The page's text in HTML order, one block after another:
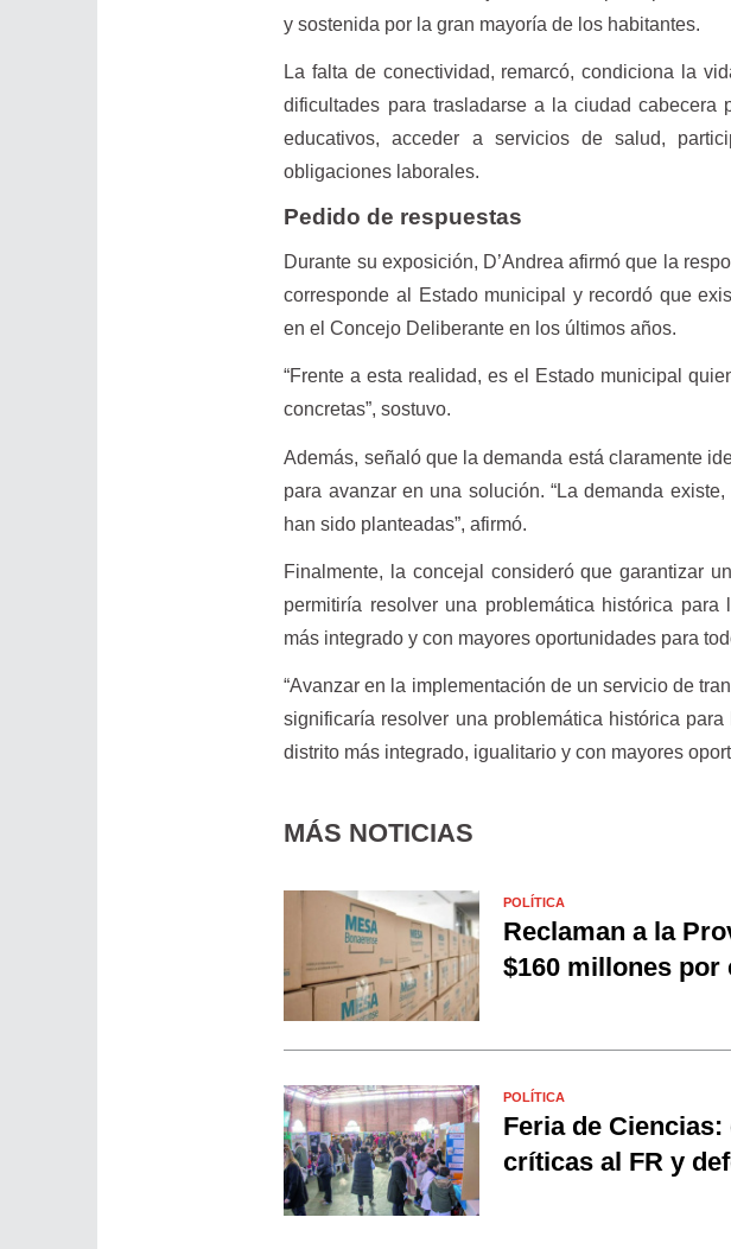
y sostenida por la gran mayoría de los habitantes.
La falta de conectividad, remarcó, condiciona la
dificultades para trasladarse a la ciudad cabecera
educativos, acceder a servicios de salud,
obligaciones laborales.
Pedido de respuestas
Durante su exposición, D’Andrea afirmó que la
corresponde al Estado municipal y recordó que
en el Concejo Deliberante en los últimos años.
“Frente a esta realidad, es el Estado municipal
concretas”, sostuvo.
Además, señaló que la demanda está claramente
para avanzar en una solución. “La demanda
han sido planteadas”, afirmó.
Finalmente, la concejal consideró que garantizar
permitiría resolver una problemática histórica
más integrado y con mayores oportunidades para
“Avanzar en la implementación de un servicio de
significaría resolver una problemática histórica
distrito más integrado, igualitario y con mayores
MÁS NOTICIAS
POLÍTICA
Reclaman a la
$160 millones por
POLÍTICA
Feria de
críticas al FR y